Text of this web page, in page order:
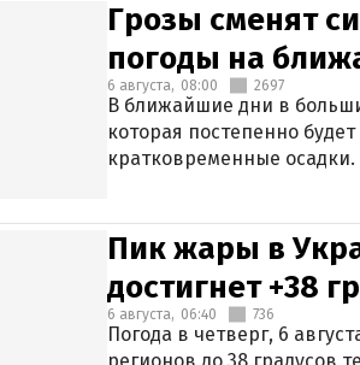
Грозы сменят
погоды на
6 августа, 08:00 2697
В ближайшие дни в
которая постепенно
кратковременные осадки.
Пик жары в
достигнет +38
6 августа, 06:40 736
Погода в четверг, 6